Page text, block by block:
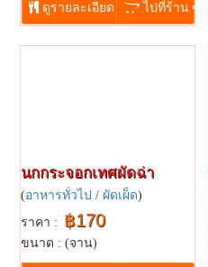
ดูรายละเอียด ไปที่ร้าน
นกกระจอกเทศผัดฉ่า
(อาหารทั่วไป / ผัดเผ็ด)
ราคา : ฿170
ขนาด : (จาน)
...